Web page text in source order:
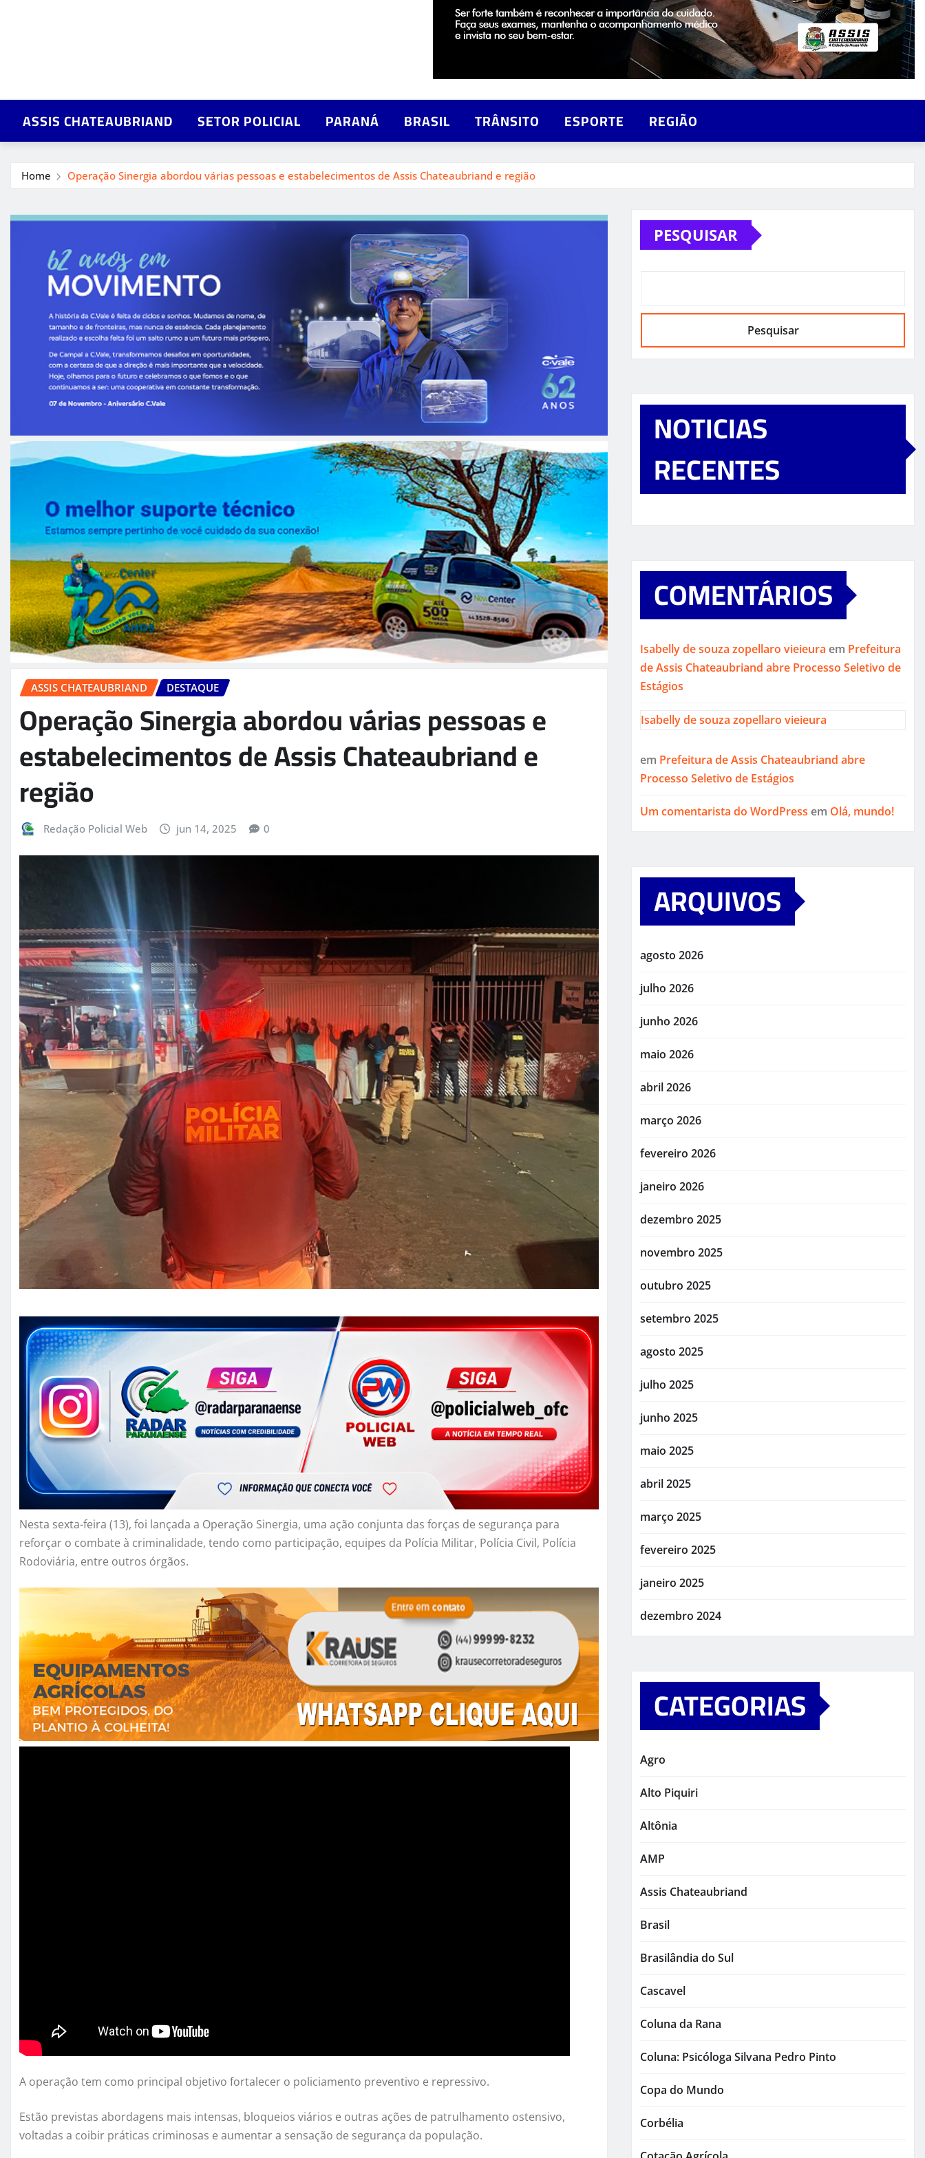
ASSIS CHATEAUBRIAND SETOR POLICIAL PARANÁ BRASIL TRÂNSITO ESPORTE REGIÃO
Home Operação Sinergia abordou várias pessoas e estabelecimentos de Assis Chateaubriand e região
ASSIS CHATEAUBRIAND DESTAQUE
Operação Sinergia abordou várias pessoas e
estabelecimentos de Assis Chateaubriand e
região
Redação Policial Web jun 14, 2025 0
Nesta sexta-feira (13), foi lançada a Operação Sinergia, uma ação conjunta das forças de segurança para
reforçar o combate à criminalidade, tendo como participação, equipes da Polícia Militar, Polícia Civil, Polícia
Rodoviária, entre outros órgãos.
A operação tem como principal objetivo fortalecer o policiamento preventivo e repressivo.
Estão previstas abordagens mais intensas, bloqueios viários e outras ações de patrulhamento ostensivo,
voltadas a coibir práticas criminosas e aumentar a sensação de segurança da população.
PESQUISAR
Pesquisar
NOTICIAS
RECENTES
COMENTÁRIOS
Isabelly de souza zopellaro vieieura em Prefeitura
de Assis Chateaubriand abre Processo Seletivo de
Estágios
Isabelly de souza zopellaro vieieura
em Prefeitura de Assis Chateaubriand abre
Processo Seletivo de Estágios
Um comentarista do WordPress em Olá, mundo!
ARQUIVOS
agosto 2026
julho 2026
junho 2026
maio 2026
abril 2026
março 2026
fevereiro 2026
janeiro 2026
dezembro 2025
novembro 2025
outubro 2025
setembro 2025
agosto 2025
julho 2025
junho 2025
maio 2025
abril 2025
março 2025
fevereiro 2025
janeiro 2025
dezembro 2024
CATEGORIAS
Agro
Alto Piquiri
Altônia
AMP
Assis Chateaubriand
Brasil
Brasilândia do Sul
Cascavel
Coluna da Rana
Coluna: Psicóloga Silvana Pedro Pinto
Copa do Mundo
Corbélia